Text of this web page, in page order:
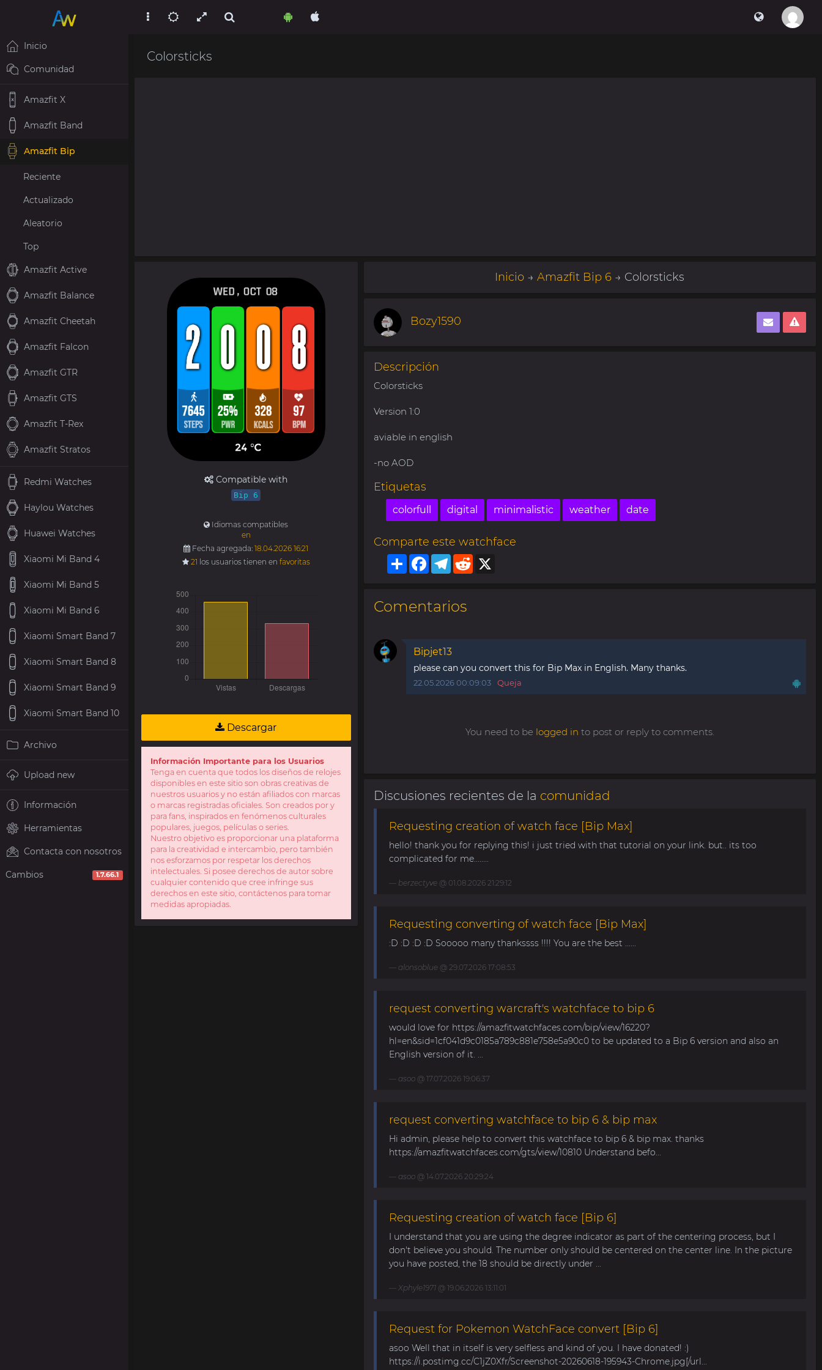
Colorsticks
Compatible with
Bip 6
Idiomas compatibles
en
Fecha agregada:18.04.2026 16:21
21 los usuarios tienen en favoritas
Descargar
Información Importante para los Usuarios
Tenga en cuenta que todos los diseños de relojes
disponibles en este sitio son obras creativas de
nuestros usuarios y no están afiliados con marcas
o marcas registradas oficiales. Son creados por y
para fans, inspirados en fenómenos culturales
populares, juegos, películas o series.
Nuestro objetivo es proporcionar una plataforma
para la creatividad e intercambio, pero también
nos esforzamos por respetar los derechos
intelectuales. Si posee derechos de autor sobre
cualquier contenido que cree infringe sus
derechos en este sitio, contáctenos para tomar
medidas apropiadas.
Inicio →Amazfit Bip 6 → Colorsticks
Bozy1590
Descripción
Colorsticks
Version 1:0
aviable in english
-no AOD
Etiquetas
colorfull digital minimalistic weather date
Comparte este watchface
ShareFacebook
Telegram
Reddit
Comentarios
Bipjet13
please can you convert this for Bip Max in English. Many thanks.
22.05.2026 00:09:03 Queja
You need to be logged in to post or reply to comments.
Discusiones recientes de la comunidad
Requesting creation of watch face [Bip Max]
hello! thank you for replying this! i just tried with that tutorial on your link. but.. its too
complicated for me........
berzectyve@ 01.08.2026 21:29:12
Requesting converting of watch face [Bip Max]
:D :D :D :D Sooooo many thankssss !!!! You are the best ......
alonsoblue@ 29.07.2026 17:08:53
request converting warcraft's watchface to bip 6
would love for https://amazfitwatchfaces.com/bip/view/16220?
hl=en&sid=1cf041d9c0185a789c881e758e5a90c0 to be updated to a Bip 6 version and also an
English version of it. ...
asoo@ 17.07.2026 19:06:37
request converting watchface to bip 6 & bip max
Hi admin, please help to convert this watchface to bip 6 & bip max. thanks
https://amazfitwatchfaces.com/gts/view/10810 Understand befo...
asoo@ 14.07.2026 20:29:24
Requesting creation of watch face [Bip 6]
I understand that you are using the degree indicator as part of the centering process, but I
don't believe you should. The number only should be centered on the center line. In the picture
you have posted, the 18 should be directly under ...
Xphyle1971@ 19.06.2026 13:11:01
Request for Pokemon WatchFace convert [Bip 6]
asoo Well that in itself is very selfless and kind of you. I have donated! :)
https://i.postimg.cc/C1jZ0Xfr/Screenshot-20260618-195943-Chrome.jpg[/url...
Inicio
Comunidad
Amazfit X
Amazfit Band
Amazfit Bip
Reciente
Actualizado
Aleatorio
Top
Amazfit Active
Amazfit Balance
Amazfit Cheetah
Amazfit Falcon
Amazfit GTR
Amazfit GTS
Amazfit T-Rex
Amazfit Stratos
Redmi Watches
Haylou Watches
Huawei Watches
Xiaomi Mi Band 4
Xiaomi Mi Band 5
Xiaomi Mi Band 6
Xiaomi Smart Band 7
Xiaomi Smart Band 8
Xiaomi Smart Band 9
Xiaomi Smart Band 10
Archivo
Upload new
Información
Herramientas
Contacta con nosotros
Cambios 1.7.66.1